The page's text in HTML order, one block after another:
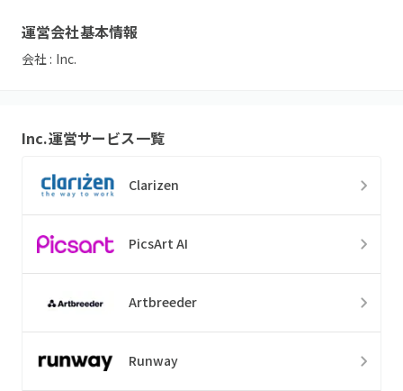
運営会社基本情報
会社 : Inc.
Inc.運営サービス一覧
Clarizen
PicsArt AI
Artbreeder
Runway